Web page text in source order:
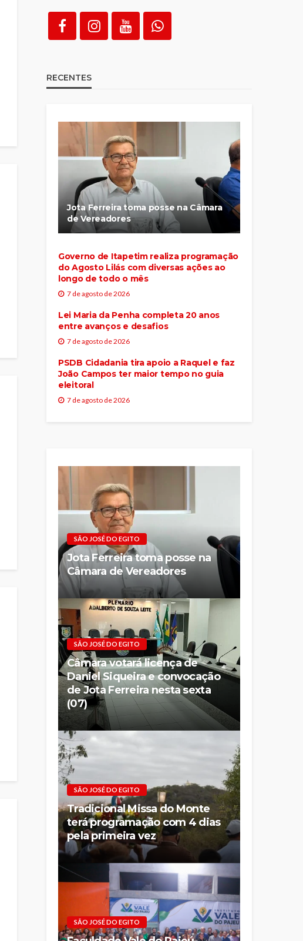
RECENTES
Jota Ferreira toma posse na Câmara
de Vereadores
Governo de Itapetim realiza programação
do Agosto Lilás com diversas ações ao
longo de todo o mês
7 de agosto de 2026
Lei Maria da Penha completa 20 anos
entre avanços e desafios
7 de agosto de 2026
PSDB Cidadania tira apoio a Raquel e faz
João Campos ter maior tempo no guia
eleitoral
7 de agosto de 2026
SÃO JOSÉ DO EGITO
Jota Ferreira toma posse na
Câmara de Vereadores
SÃO JOSÉ DO EGITO
Câmara votará licença de
Daniel Siqueira e convocação
de Jota Ferreira nesta sexta
(07)
SÃO JOSÉ DO EGITO
Tradicional Missa do Monte
terá programação com 4 dias
pela primeira vez
SÃO JOSÉ DO EGITO